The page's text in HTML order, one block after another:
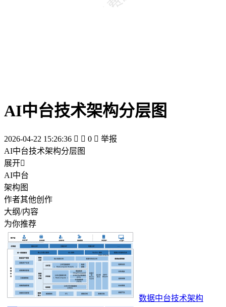
AI中台技术架构分层图
2026-04-22 15:26:36   0  举报
AI中台技术架构分层图
展开
AI中台
架构图
作者其他创作
大纲/内容
为你推荐
数据中台技术架构